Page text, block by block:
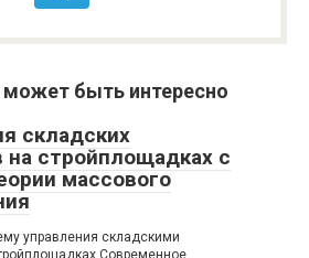
быть интересно
складских
на стройплощадках с
массового
управления складскими
Современное